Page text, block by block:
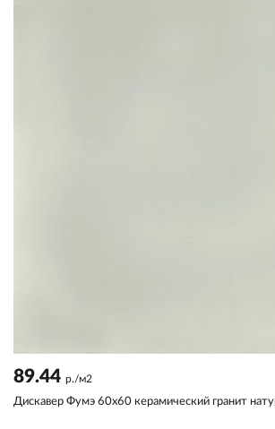
89.44 р./м2
Дискавер Фумэ 60x60 керамический гранит